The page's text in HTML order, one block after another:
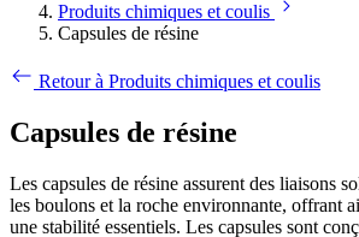
Produits chimiques et coulis
Capsules de résine
Retour à Produits chimiques et coulis
Capsules de résine
Les capsules de résine assurent des liaisons
les boulons et la roche environnante, offrant
une stabilité essentiels. Les capsules sont